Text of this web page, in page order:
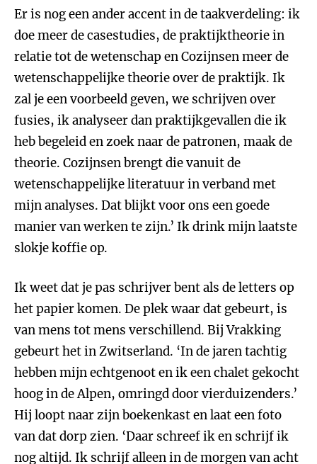
Er is nog een ander accent in de taakverdeling: ik
doe meer de casestudies, de praktijktheorie in
relatie tot de wetenschap en Cozijnsen meer de
wetenschappelijke theorie over de praktijk. Ik
zal je een voorbeeld geven, we schrijven over
fusies, ik analyseer dan praktijkgevallen die ik
heb begeleid en zoek naar de patronen, maak de
theorie. Cozijnsen brengt die vanuit de
wetenschappelijke literatuur in verband met
mijn analyses. Dat blijkt voor ons een goede
manier van werken te zijn.’ Ik drink mijn laatste
slokje koffie op.
Ik weet dat je pas schrijver bent als de letters op
het papier komen. De plek waar dat gebeurt, is
van mens tot mens verschillend. Bij Vrakking
gebeurt het in Zwitserland. ‘In de jaren tachtig
hebben mijn echtgenoot en ik een chalet gekocht
hoog in de Alpen, omringd door vierduizenders.’
Hij loopt naar zijn boekenkast en laat een foto
van dat dorp zien. ‘Daar schreef ik en schrijf ik
nog altijd. Ik schrijf alleen in de morgen van acht